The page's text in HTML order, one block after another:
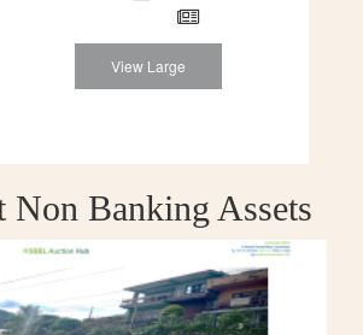
View Large
Non Banking Assets